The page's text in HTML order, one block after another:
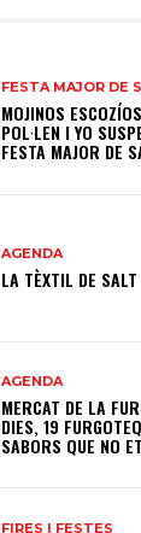
FESTA MAJOR DE
MOJINOS
POL·LEN I YO
FESTA MAJOR DE
AGENDA
LA TÈXTIL DE
AGENDA
MERCAT DE LA
DIES, 19
SABORS QUE NO
FIRES I FESTES